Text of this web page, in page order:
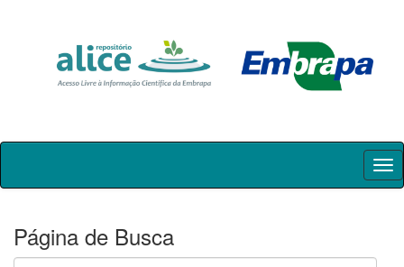
Skip
Página de Busca